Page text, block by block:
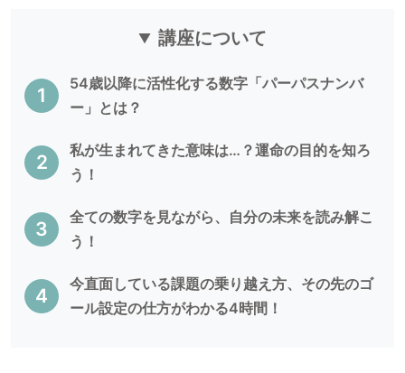
講座について
54歳以降に活性化する数字「パーパスナンバ
ー」とは？
私が生まれてきた意味は…？運命の目的を知ろ
う！
全ての数字を見ながら、自分の未来を読み解こ
う！
今直面している課題の乗り越え方、その先のゴ
ール設定の仕方がわかる4時間！